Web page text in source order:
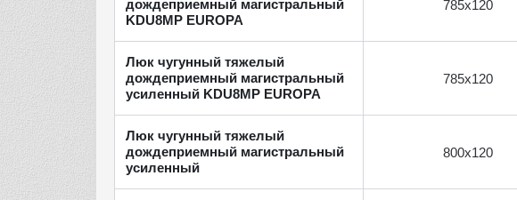
дождеприемный магистральный
KDU8МP EUROPA
785х120
Люк чугунный тяжелый
дождеприемный магистральный
усиленный KDU8МP EUROPA
785х120
Люк чугунный тяжелый
дождеприемный магистральный
усиленный
800х120